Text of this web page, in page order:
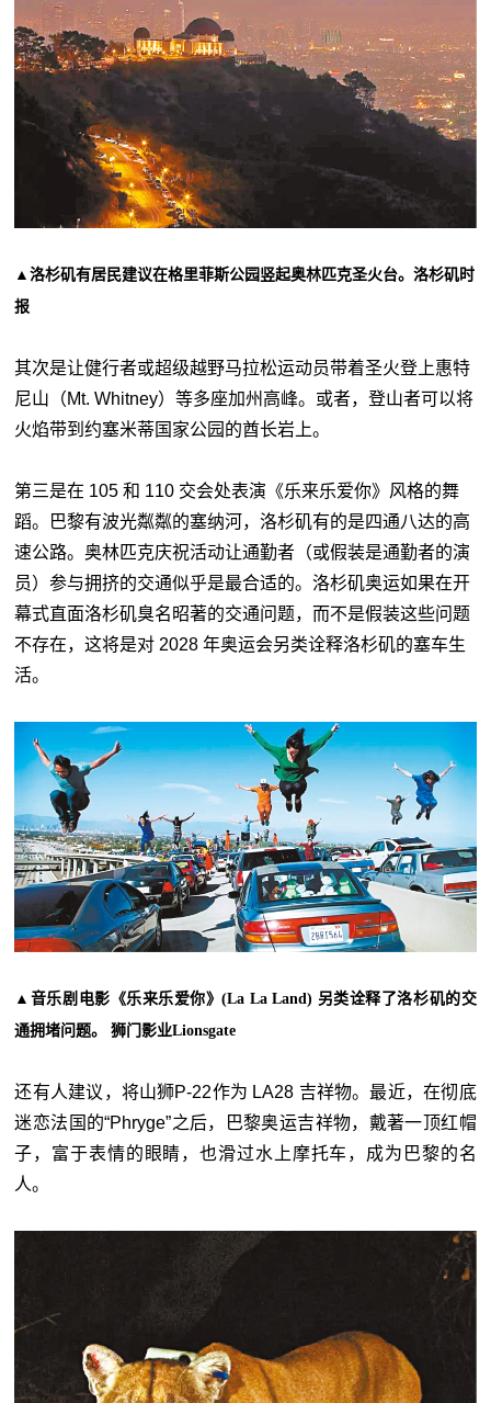
▲洛杉矶有居民建议在格里菲斯公园竖起奥林匹克圣火台。洛杉矶时
报
其次是让健行者或超级越野马拉松运动员带着圣火登上惠特
尼山（Mt. Whitney）等多座加州高峰。或者，登山者可以将
火焰带到约塞米蒂国家公园的酋长岩上。
第三是在 105 和 110 交会处表演《乐来乐爱你》风格的舞
蹈。巴黎有波光粼粼的塞纳河，洛杉矶有的是四通八达的高
速公路。奥林匹克庆祝活动让通勤者（或假装是通勤者的演
员）参与拥挤的交通似乎是最合适的。洛杉矶奥运如果在开
幕式直面洛杉矶臭名昭著的交通问题，而不是假装这些问题
不存在，这将是对 2028 年奥运会另类诠释洛杉矶的塞车生
活。
▲ 音乐剧电影《乐来乐爱你》(La La Land) 另类诠释了洛杉矶的交
通拥堵问题。 狮门影业Lionsgate
还有人建议，将山狮P-22作为 LA28 吉祥物。最近，在彻底
迷恋法国的“Phryge”之后，巴黎奥运吉祥物，戴著一顶红帽
子，富于表情的眼睛，也滑过水上摩托车，成为巴黎的名
人。